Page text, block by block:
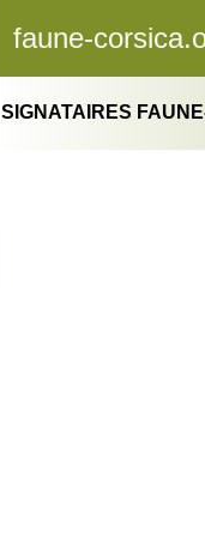
faune-
SIGNATAIRES